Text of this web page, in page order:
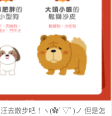
去散步吧！ヽ(✿ﾟ▽ﾟ)ノ 但是怎